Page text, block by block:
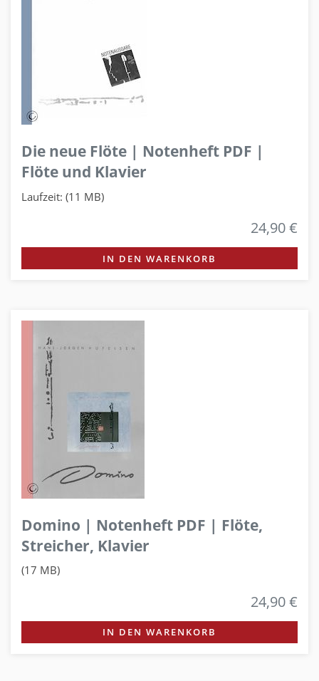
Die neue Flöte | Notenheft PDF |
Flöte und Klavier
Laufzeit: (11 MB)
24,90 €
IN DEN WARENKORB
Domino | Notenheft PDF | Flöte,
Streicher, Klavier
(17 MB)
24,90 €
IN DEN WARENKORB